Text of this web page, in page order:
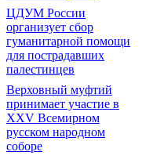
ЦДУМ России
организует сбор
гуманитарной помощи
для пострадавших
палестинцев
Верховный муфтий
принимает участие в
XXV Всемирном
русском народном
соборе